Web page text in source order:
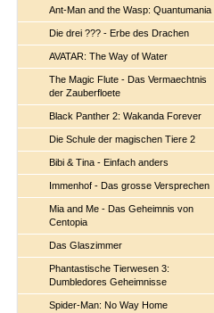
Ant-Man and the Wasp: Quantumania
Die drei ??? - Erbe des Drachen
AVATAR: The Way of Water
The Magic Flute - Das Vermaechtnis
der Zauberfloete
Black Panther 2: Wakanda Forever
Die Schule der magischen Tiere 2
Bibi & Tina - Einfach anders
Immenhof - Das grosse Versprechen
Mia and Me - Das Geheimnis von
Centopia
Das Glaszimmer
Phantastische Tierwesen 3:
Dumbledores Geheimnisse
Spider-Man: No Way Home